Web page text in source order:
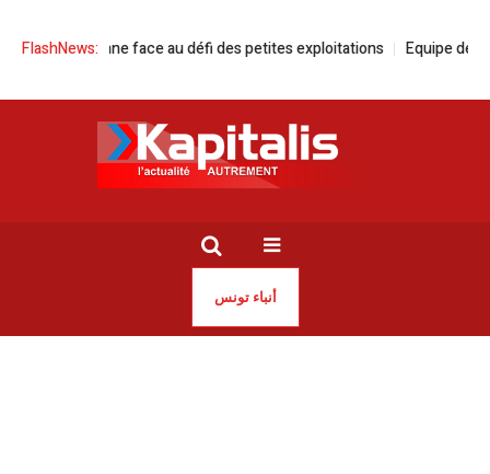
FlashNews:
tunisienne face au défi des petites exploitations Equipe de
أنباء تونس